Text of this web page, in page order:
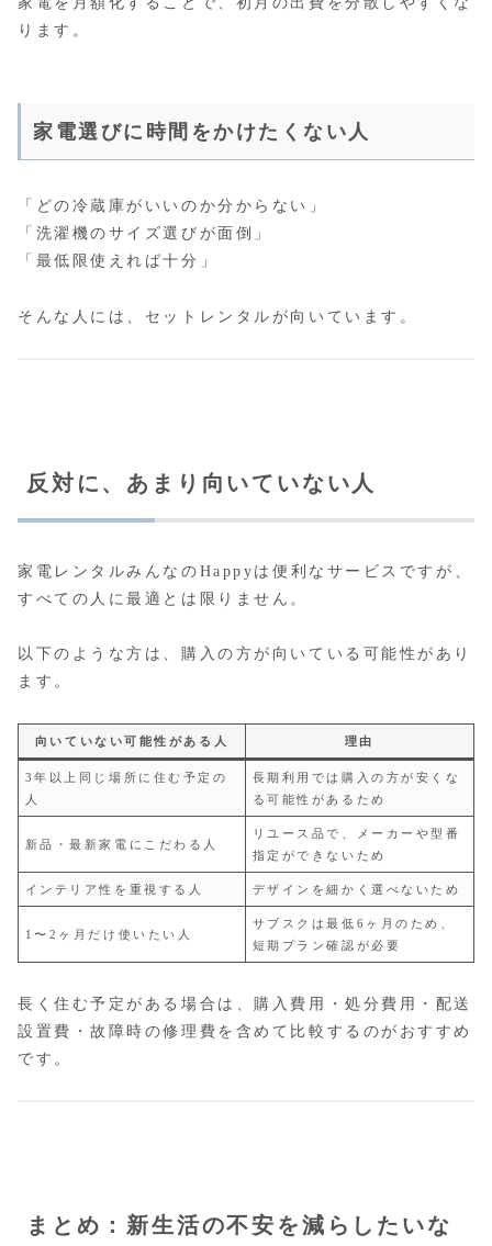
ります。
家電選びに時間をかけたくない人
「どの冷蔵庫がいいのか分からない」
「洗濯機のサイズ選びが面倒」
「最低限使えれば十分」
そんな人には、セットレンタルが向いています。
反対に、あまり向いていない人
家電レンタルみんなのHappyは便利なサービスですが、
すべての人に最適とは限りません。
以下のような方は、購入の方が向いている可能性があり
ます。
向いていない可能性がある人 理由
3年以上同じ場所に住む予定の
人
長期利用では購入の方が安くな
る可能性があるため
新品・最新家電にこだわる人
リユース品で、メーカーや型番
指定ができないため
インテリア性を重視する人 デザインを細かく選べないため
1〜2ヶ月だけ使いたい人
サブスクは最低6ヶ月のため、
短期プラン確認が必要
長く住む予定がある場合は、購入費用・処分費用・配送
設置費・故障時の修理費を含めて比較するのがおすすめ
です。
まとめ：新生活の不安を減らしたいな